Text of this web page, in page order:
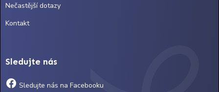
Nečastější dotazy
Kontakt
Sledujte nás
Sledujte nás na Facebooku